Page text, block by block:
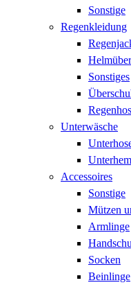
Sonstige
Regenkleidung
Sonstiges
Unterwäsche
Accessoires
Sonstige
Mützen
Armlinge
Socken
Beinlinge